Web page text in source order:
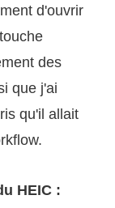
d'ouvrir
des
que j'ai
qu'il allait
HEIC :